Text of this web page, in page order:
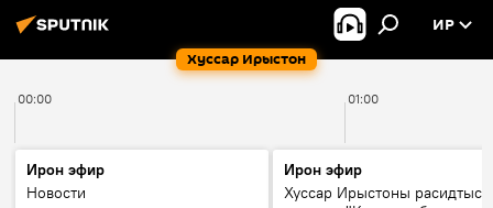
Хуссар Ирыстон
ИР
00:00 01:00
Ирон эфир
Новости
Ирон эфир
Хуссар Ирыстоны